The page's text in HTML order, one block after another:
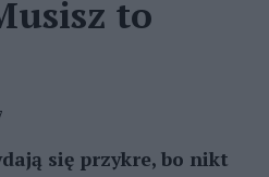
to
się przykre, bo nikt